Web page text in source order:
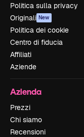
Politica sulla privacy
Originali New
Politica dei cookie
Centro di fiducia
Affiliati
Aziende
Azienda
Prezzi
Chi siamo
Recensioni